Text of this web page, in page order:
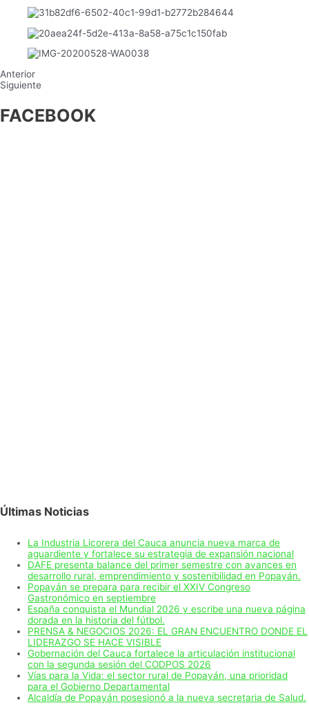
Anterior
Siguiente
FACEBOOK
Últimas Noticias
La Industria Licorera del Cauca anuncia nueva marca de
aguardiente y fortalece su estrategia de expansión nacional
DAFE presenta balance del primer semestre con avances en
desarrollo rural, emprendimiento y sostenibilidad en Popayán.
Popayán se prepara para recibir el XXIV Congreso
Gastronómico en septiembre
España conquista el Mundial 2026 y escribe una nueva página
dorada en la historia del fútbol.
PRENSA & NEGOCIOS 2026: EL GRAN ENCUENTRO DONDE EL
LIDERAZGO SE HACE VISIBLE
Gobernación del Cauca fortalece la articulación institucional
con la segunda sesión del CODPOS 2026
Vías para la Vida: el sector rural de Popayán, una prioridad
para el Gobierno Departamental
Alcaldía de Popayán posesionó a la nueva secretaria de Salud.